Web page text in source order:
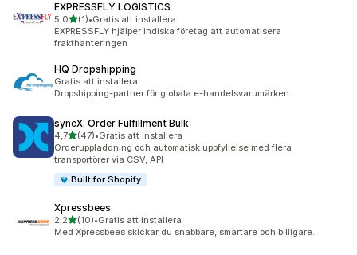
EXPRESSFLY LOGISTICS
5,0av 5 stjärnor
(1)
1 recensioner totalt
•Gratis att installera
EXPRESSFLY hjälper indiska företag att automatisera
frakthanteringen
HQ Dropshipping
Gratis att installera
Dropshipping-partner för globala e-handelsvarumärken
syncX: Order Fulfillment Bulk
4,7av 5 stjärnor
(47)
47 recensioner totalt
•Gratis att installera
Orderuppladdning och automatisk uppfyllelse med flera
transportörer via CSV, API
Built for Shopify
Xpressbees
2,2av 5 stjärnor
(10)
10 recensioner totalt
•Gratis att installera
Med Xpressbees skickar du snabbare, smartare och billigare.